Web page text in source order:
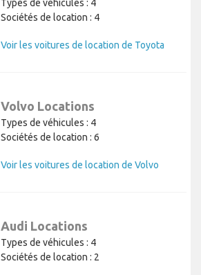
Types de véhicules : 4
Sociétés de location : 4
Voir les voitures de location de Toyota
Volvo Locations
Types de véhicules : 4
Sociétés de location : 6
Voir les voitures de location de Volvo
Audi Locations
Types de véhicules : 4
Sociétés de location : 2